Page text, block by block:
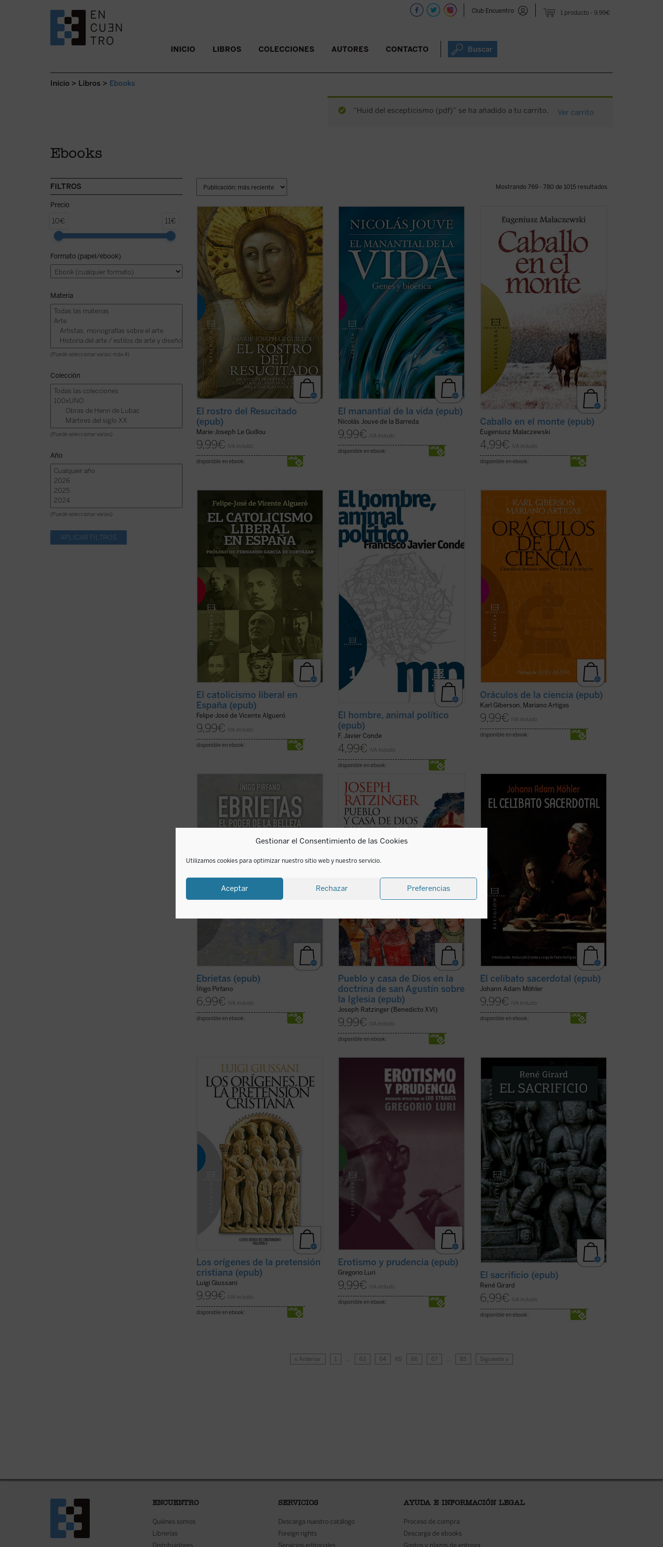
Gestionar el Consentimiento de las Cookies
Utilizamos cookies para optimizar nuestro sitio web y nuestro servicio.
Aceptar Rechazar Preferencias
1 producto 9,99€
Club Encuentro
SALTAR AL CONTENIDO. INICIO LIBROS COLECCIONES AUTORES CONTACTO Buscar
Inicio > Libros > Ebooks
“Huid del escepticismo (pdf)” se ha añadido a tu carrito. Ver carrito
Ebooks
FILTROS
Precio
10€ 11€
Formato (papel/ebook)
Materia
(Puede seleccionar varias: máx 4)
Colección
(Puede seleccionar varias)
Año
(Puede seleccionar varias)
Mostrando 769 - 780 de 1015 resultados
«Una obra sólida sobre el Concilio y un
estimulante de la vida cristiana». Con
estas palabras describe Henri de Lubac
El Rostro del Resucitado
, volumen con el
que Marie-Josep Le Guillou, perito en el
Concilio Vaticano II y uno de los ...
ficha)
El rostro del Resucitado
(epub)
Marie-Joseph Le Guillou
9,99€ IVA incluido
disponible en ebook:
¿Qué concepto tenemos del ser humano
como ente biológico? ¿Cómo pudo la
ético a partir de unas bestias instintivas
y egoístas? ¿Por qué le atribuimos al ser
humano el mayor valor y dignidad entre
(ver ficha)
El manantial de la vida (epub)
Nicolás Jouve de la Barreda
9,99€ IVA incluido
disponible en ebook:
¿Cuánto dolor puede soportar un
hombre? El protagonista de esta
historia, como si fuera un nuevo santo
Job, se hunde en las profundidades más
insondables del sufrimiento humano. La
guerra es la pena con que la humanidad
sufriente se castiga a sí ...(ver ficha)
Caballo en el monte (epub)
Eugeniusz Malaczewski
4,99€ IVA incluido
disponible en ebook:
«Una sesgada visión del XIX español
tiende a entender esta historia como un
enfrentamiento entre liberales,
modernizadores, y católicos,
reaccionarios. Esta visión es falsa: desde
el catolicismo militante, explícito y
convencido de los autores ...
El catolicismo liberal en
España (epub)
Felipe-José de Vicente Algueró
9,99€ IVA incluido
disponible en ebook:
El proceso reduccionista al que se ha
visto sometida la política, convertida en
una pura relación de poder, se ha
solapado paradójicamente con una
Sociedad
despolitizaday un Estado
desapoderado. También con la perversa
El hombre, animal político
(epub)
F. Javier Conde
4,99€ IVA incluido
disponible en ebook:
La ciencia forma parte de nuestra
compresión contemporánea del mundo y
de nuestra esperanza en el futuro. Para
algunos ha desplazado a la religión, y los
creyentes deben afrontar los desafíos
planteados por la ciencia. Sin embargo,
pocos tienen ...(ver ficha)
Oráculos de la ciencia (epub)
Karl Giberson, Mariano Artigas
9,99€ IVA incluido
disponible en ebook:
Cuando un filósofo escribe sobre
estética, el resultado constituye en no
pocos casos un ejercicio de admirable
erudición que no consigue penetrar en la
naturaleza de la creación poética. Y al
Ebrietas (epub)
Íñigo Pirfano
6,99€ IVA incluido
disponible en ebook:
El concepto de pueblo de Dios en la
eclesiología de Agustín de Hipona es el
concepto central de este libro, redactado
como tesis doctoral por Joseph
Ratzinger y que supuso su brillante
teológica. En ...(ver ficha)
Pueblo y casa de Dios en la
doctrina de san Agustín sobre
la Iglesia (epub)
Joseph Ratzinger (Benedicto XVI)
9,99€ IVA incluido
disponible en ebook:
Este libro, traducido por primera vez al
introducción y notas, recoge las
sacerdotes católicos. Aunque se publicó
(ver ficha)
El celibato sacerdotal (epub)
Johann Adam Möhler
9,99€ IVA incluido
disponible en ebook:
Este libro se propone poner frente al
lector lo que pretende ser la hipótesis
cristiana.
Con este objeto, después de haber
indicado algunas de las actitudes más
significativas que ha tenido la creatividad
humana para entrar en relación con ...
(ver ficha)
Los orígenes de la pretensión
cristiana (epub)
Luigi Giussani
9,99€ IVA incluido
disponible en ebook:
¿Quién era Leo Strauss y qué decía
exactamente? Hay quienes se jactan de
haber descubierto el «indiscutible
carácter falocrático» de su filosofía,
quienes lo ven como el constructor
Erotismo y prudencia (epub)
Gregorio Luri
9,99€ IVA incluido
disponible en ebook:
El sacrificio está en el origen de la
cultura humana. El griego queda a
oscuras, los vedas se acercan a su
desvelamiento, pero sólo el cristianismo
lo pone en evidencia y lo desamortiza. Y,
con esta acción desmitificadora, deja
también en ...
(ver ficha)
El sacrificio (epub)
René Girard
6,99€ IVA incluido
disponible en ebook:
« Anterior 1 … 63 64 65 66 67 … 85 Siguiente »
ENCUENTRO
Quiénes somos
Librerías
Distribuidores
SERVICIOS
Descarga nuestro catálogo
Foreign rights
Servicios editoriales
AYUDA E INFORMACIÓN LEGAL
Proceso de compra
Descarga de ebooks
Gastos y plazos de entrega